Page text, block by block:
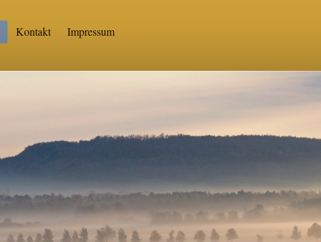
Kontakt Impressum